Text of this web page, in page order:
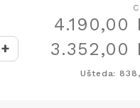
+
4.190,00
3.352,00
Ušteda: